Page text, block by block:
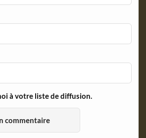
à votre liste de diffusion.